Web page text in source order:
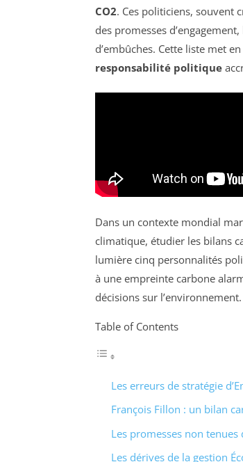
CO2. Ces politiciens, souvent
des promesses
d’embûches. Cette liste met
responsabilité politique
Dans un contexte mondial
climatique, étudier les bilans
lumière cinq personnalités
à une empreinte carbone
décisions sur l’environnement.
Table of Contents
Les erreurs de stratégie
François Fillon : un bilan
Les promesses non tenues
Les dérives de la gestion